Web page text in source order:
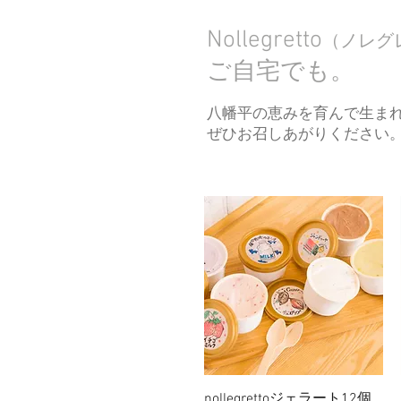
Nollegretto （ノレグ
ご自宅でも。
八幡平の恵みを育んで生ま
ぜひお召しあがりください。
クイックビュー